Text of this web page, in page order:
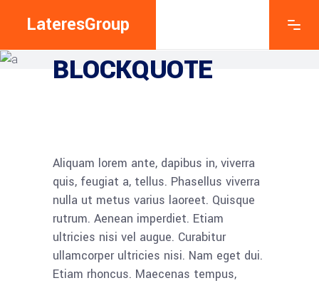
LateresGroup
BLOCKQUOTE
Aliquam lorem ante, dapibus in, viverra
quis, feugiat a, tellus. Phasellus viverra
nulla ut metus varius laoreet. Quisque
rutrum. Aenean imperdiet. Etiam
ultricies nisi vel augue. Curabitur
ullamcorper ultricies nisi. Nam eget dui.
Etiam rhoncus. Maecenas tempus,